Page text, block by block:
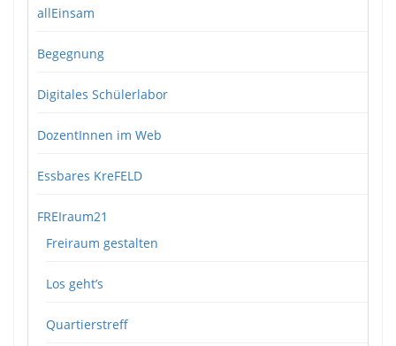
allEinsam
Begegnung
Digitales Schülerlabor
DozentInnen im Web
Essbares KreFELD
FREIraum21
Freiraum gestalten
Los geht’s
Quartierstreff